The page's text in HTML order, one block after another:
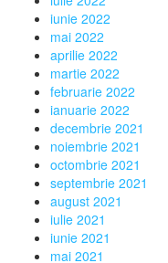
iunie 2022
mai 2022
aprilie 2022
martie 2022
februarie 2022
ianuarie 2022
decembrie 2021
noiembrie 2021
octombrie 2021
septembrie 2021
august 2021
iulie 2021
iunie 2021
mai 2021